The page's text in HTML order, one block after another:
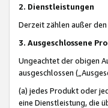
2. Dienstleistungen
Derzeit zählen außer
3. Ausgeschlossene
Ungeachtet der obigen
ausgeschlossen
(a) jedes Produkt oder
eine Dienstleistung, die